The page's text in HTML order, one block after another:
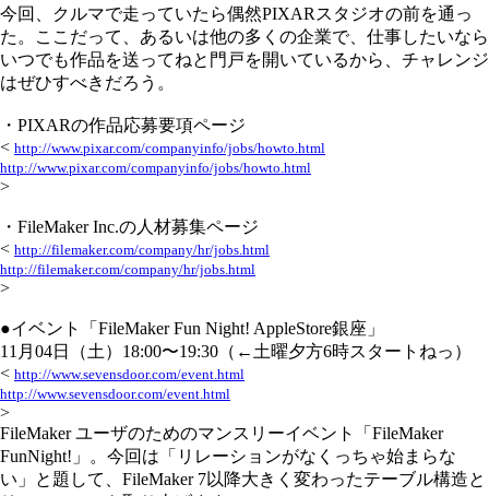
今回、クルマで走っていたら偶然PIXARスタジオの前を通っ
た。ここだって、あるいは他の多くの企業で、仕事したいなら
いつでも作品を送ってねと門戸を開いているから、チャレンジ
はぜひすべきだろう。
・PIXARの作品応募要項ページ
< http://www.pixar.com/companyinfo/jobs/howto.html
http://www.pixar.com/companyinfo/jobs/howto.html
>
・FileMaker Inc.の人材募集ページ
< http://filemaker.com/company/hr/jobs.html
http://filemaker.com/company/hr/jobs.html
>
●イベント「FileMaker Fun Night! AppleStore銀座」
11月04日（土）18:00〜19:30（←土曜夕方6時スタートねっ）
< http://www.sevensdoor.com/event.html
http://www.sevensdoor.com/event.html
>
FileMaker ユーザのためのマンスリーイベント「FileMaker
FunNight!」。今回は「リレーションがなくっちゃ始まらな
い」と題して、FileMaker 7以降大きく変わったテーブル構造と